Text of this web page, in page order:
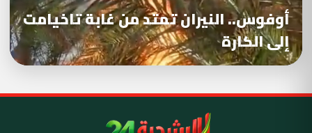
أوفوس.. النيران تمتد من غابة تاخيامت
إلى الكارة